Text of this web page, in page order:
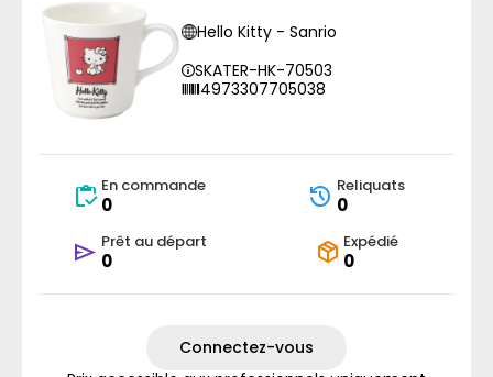
Hello Kitty - Sanrio
SKATER-HK-70503
4973307705038
En commande
0
Reliquats
0
Prêt au départ
0
Expédié
0
Connectez-vous